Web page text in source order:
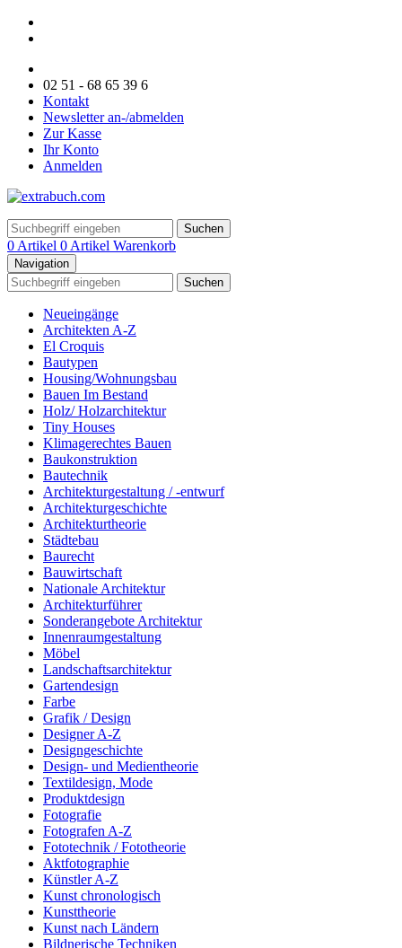
02 51 - 68 65 39 6
Kontakt
Newsletter an-/abmelden
Zur Kasse
Ihr Konto
Anmelden
Suchen
0 Artikel 0 Artikel Warenkorb
Navigation
Suchen
Neueingänge
Architekten A-Z
El Croquis
Bautypen
Housing/Wohnungsbau
Bauen Im Bestand
Holz/ Holzarchitektur
Tiny Houses
Klimagerechtes Bauen
Baukonstruktion
Bautechnik
Architekturgestaltung / -entwurf
Architekturgeschichte
Architekturtheorie
Städtebau
Baurecht
Bauwirtschaft
Nationale Architektur
Architekturführer
Sonderangebote Architektur
Innenraumgestaltung
Möbel
Landschaftsarchitektur
Gartendesign
Farbe
Grafik / Design
Designer A-Z
Designgeschichte
Design- und Medientheorie
Textildesign, Mode
Produktdesign
Fotografie
Fotografen A-Z
Fototechnik / Fototheorie
Aktfotographie
Künstler A-Z
Kunst chronologisch
Kunsttheorie
Kunst nach Ländern
Bildnerische Techniken